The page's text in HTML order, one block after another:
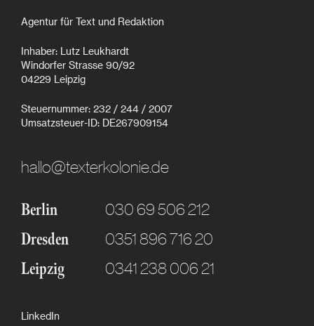
Agentur für Text und Redaktion
Inhaber: Lutz Leukhardt
Windorfer Strasse 90/92
04229 Leipzig
Steuernummer: 232 / 244 / 2007
Umsatzsteuer-ID: DE267909154
hallo@texterkolonie.de
Berlin 030 69 506 212
Dresden 0351 896 716 20
Leipzig 0341 238 006 21
LinkedIn